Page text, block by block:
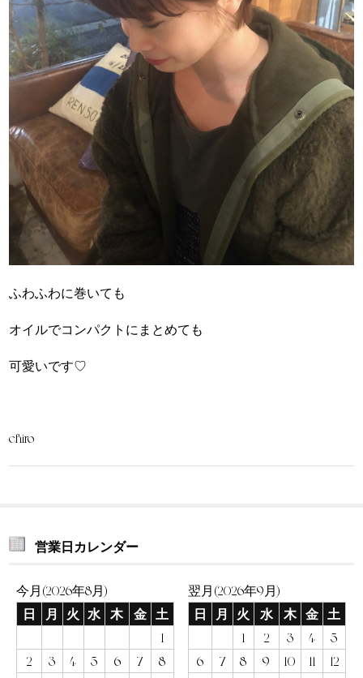
ふわふわに巻いても
オイルでコンパクトにまとめても
可愛いです♡
chiro
営業日カレンダー
今月(2026年8月)
日
月 火 水 木 金
土
1
2
3 4 5 6 7
8
翌月(2026年9月)
日
月 火 水 木 金
土
1
2 3 4
5
6
7 8 9 10 11
12